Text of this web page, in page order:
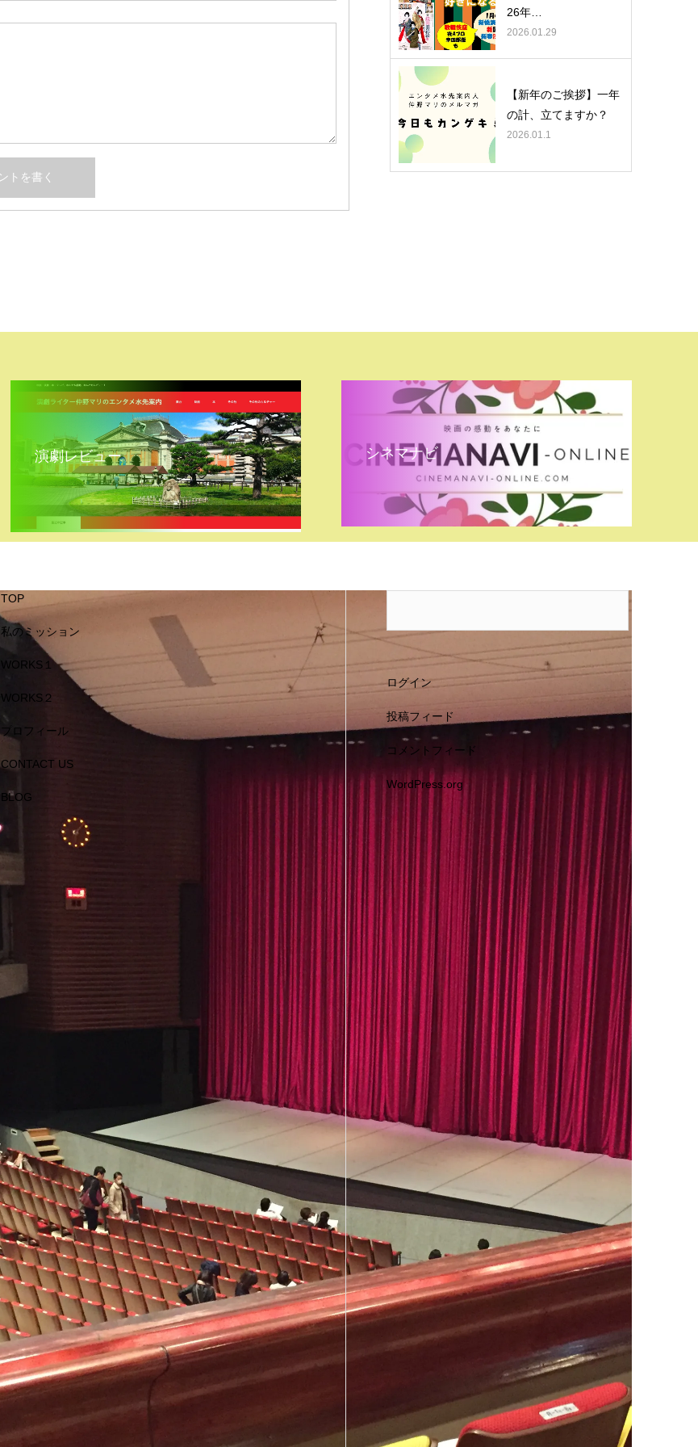
26年…
2026.01.29
【新年のご挨拶】一年
の計、立てますか？
2026.01.1
演劇レビュー シネマナビ
TOP
私のミッション
WORKS１
WORKS２
プロフィール
CONTACT US
BLOG
ログイン
投稿フィード
コメントフィード
WordPress.org